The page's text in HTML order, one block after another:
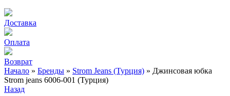
Доставка
Оплата
Возврат
Начало » Бренды » Strom Jeans (Турция) » Джинсовая юбка
Strom jeans 6006-001 (Турция)
Назад